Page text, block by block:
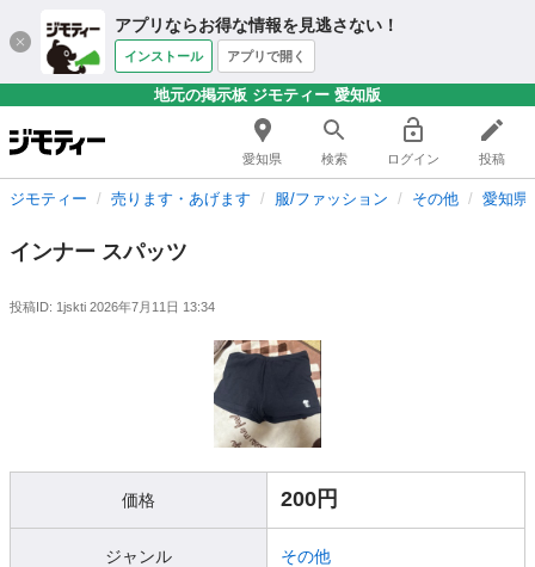
アプリならお得な情報を見逃さない！
インストール アプリで開く
地元の掲示板 ジモティー 愛知版
愛知県 検索 ログイン 投稿
ジモティー 売ります・あげます 服/ファッション その他 愛知県
インナー スパッツ
投稿ID: 1jskti 2026年7月11日 13:34
価格 200円
ジャンル その他